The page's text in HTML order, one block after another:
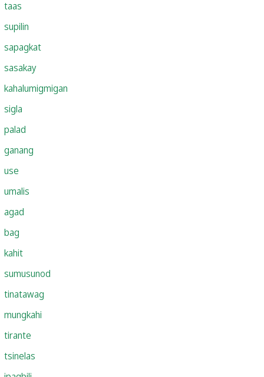
taas
supilin
sapagkat
sasakay
kahalumigmigan
sigla
palad
ganang
use
umalis
agad
bag
kahit
sumusunod
tinatawag
mungkahi
tirante
tsinelas